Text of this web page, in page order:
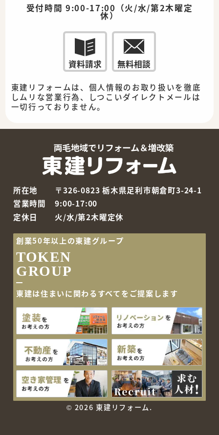
受付時間 9:00-17:00（火/水/第2木曜定
休）
資料請求 無料相談
東建リフォームは、個人情報のお取り扱いを徹底
しムリな営業行為、しつこいダイレクトメールは
一切行っておりません。
所在地
〒326-0823 栃木県足利市朝倉町3-24-1
営業時間
9:00-17:00
定休日
火/水/第2木曜定休
創業50年以上の東建グループ
TOKEN
GROUP
東建は住まいに関わるすべてをご提案します
© 2026 東建リフォーム.